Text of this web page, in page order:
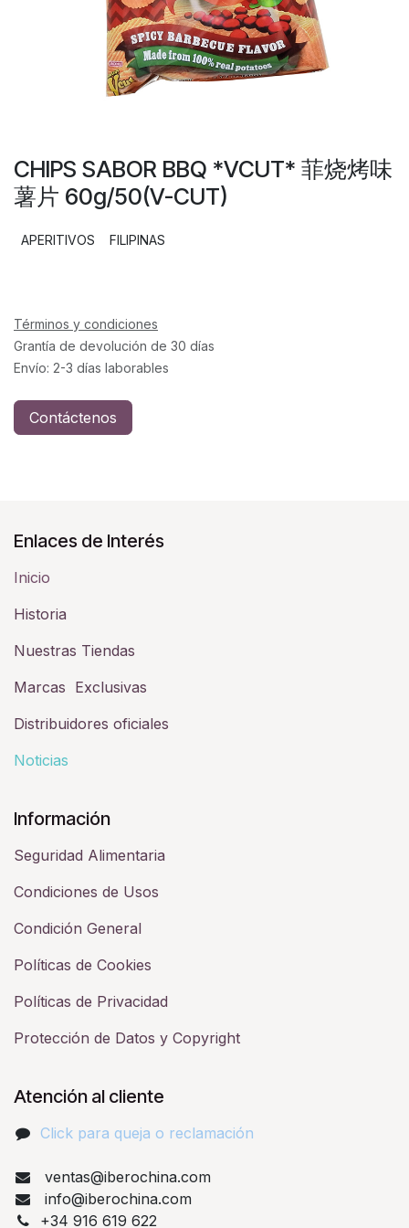
CHIPS SABOR BBQ *VCUT* 菲烧烤味
薯片 60g/50(V-CUT)
APERITIVOS FILIPINAS
Términos y condiciones
Grantía de devolución de 30 días
Envío: 2-3 días laborables
Contáctenos
Enlaces de Interés
Inicio
Historia​
Nuestras Tiendas
Marcas Exclusivas
Distribuidores oficiales
Noticias
Información
Seguridad Alimentaria
Condiciones de Usos
Condición General
Políticas de Cookies
Políticas de Privacidad
Protección de Datos y Copyright
Atención al cliente
Click para queja o reclamación​
ventas@iberochina.com
info@iberochina.com
+34 916 619 622